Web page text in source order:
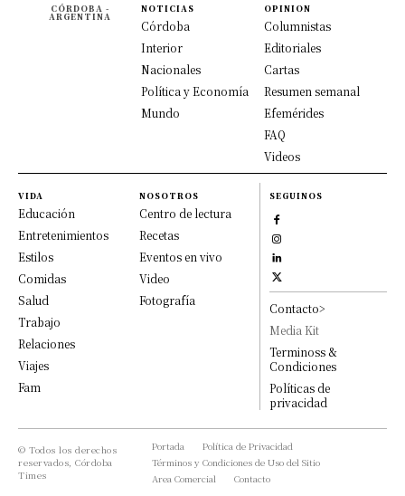
CÓRDOBA -
ARGENTINA
NOTICIAS
Córdoba
Interior
Nacionales
Política y Economía
Mundo
OPINION
Columnistas
Editoriales
Cartas
Resumen semanal
Efemérides
FAQ
Videos
VIDA
Educación
Entretenimientos
Estilos
Comidas
Salud
Trabajo
Relaciones
Viajes
Fam
NOSOTROS
Centro de lectura
Recetas
Eventos en vivo
Video
Fotografía
SEGUINOS
Contacto>
Media Kit
Terminoss &
Condiciones
Políticas de
privacidad
© Todos los derechos
reservados, Córdoba
Times
Portada
Política de Privacidad
Términos y Condiciones de Uso del Sitio
Area Comercial
Contacto